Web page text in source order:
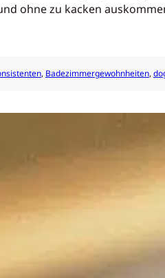
ohne zu kacken
, Badezimmergewohnheiten,